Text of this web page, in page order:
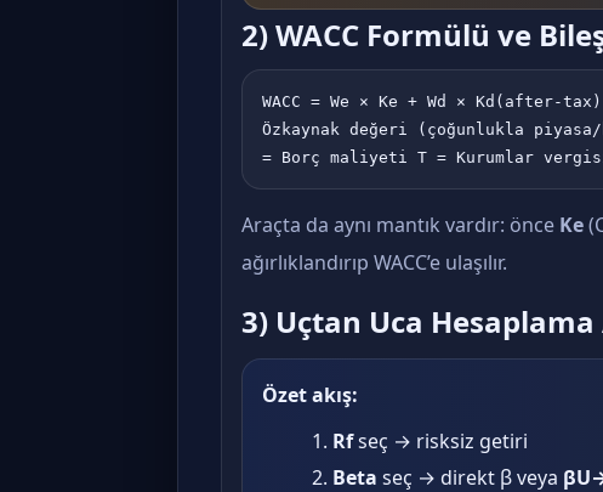
2) WACC Formülü ve
WACC = We × Ke + Wd ×
Özkaynak değeri (çoğunlukla
= Borç maliyeti T = Kurumlar
Araçta da aynı mantık vardır: önce Ke
ağırlıklandırıp WACC’e ulaşılır.
3) Uçtan Uca
Özet akış:
Rfseç → risksiz getiri
Beta seç → direkt β veya